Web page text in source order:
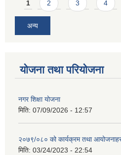
1 2 3 4
अन्य
योजना तथा परियोजना
नगर शिक्षा योजना
मिति: 07/09/2026 - 12:57
२०७९/०८० को कार्यक्रम तथा
मिति: 03/24/2023 - 22:54